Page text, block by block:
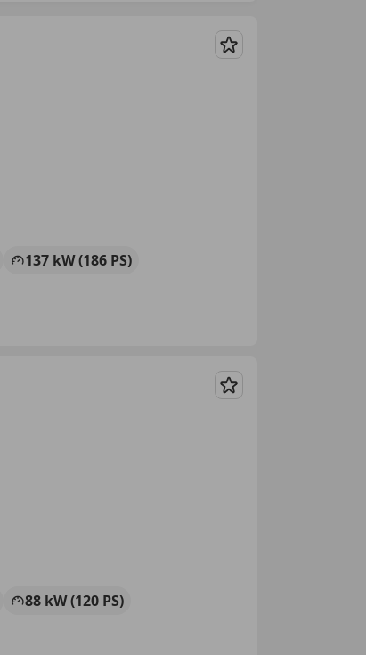
Merken
137 kW (186 PS)
Merken
88 kW (120 PS)